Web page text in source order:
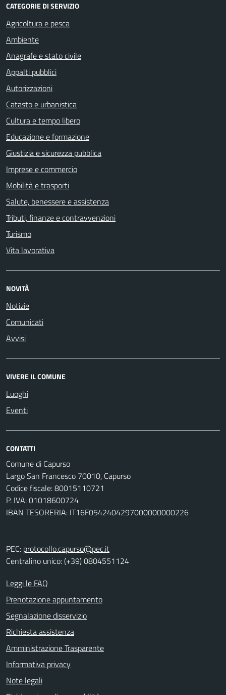
CATEGORIE DI SERVIZIO
Agricoltura e pesca
Ambiente
Anagrafe e stato civile
Appalti pubblici
Autorizzazioni
Catasto e urbanistica
Cultura e tempo libero
Educazione e formazione
Giustizia e sicurezza pubblica
Imprese e commercio
Mobilità e trasporti
Salute, benessere e assistenza
Tributi, finanze e contravvenzioni
Turismo
Vita lavorativa
NOVITÀ
Notizie
Comunicati
Avvisi
VIVERE IL COMUNE
Luoghi
Eventi
CONTATTI
Comune di Capurso
Largo San Francesco 70010, Capurso
Codice fiscale: 80015110721
P. IVA: 01018600724
IBAN TESORERIA: IT16F0542404297000000000226
PEC: protocollo.capurso@pec.it
Centralino unico: (+39) 0804551124
Leggi le FAQ
Prenotazione appuntamento
Segnalazione disservizio
Richiesta assistenza
Amministrazione Trasparente
Informativa privacy
Note legali